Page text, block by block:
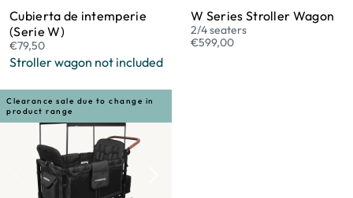
Cubierta de intemperie
(Serie W)
€79,50
Stroller wagon not included
W Series Stroller Wagon
2/4 seaters
€599,00
Clearance sale due to change in
product range